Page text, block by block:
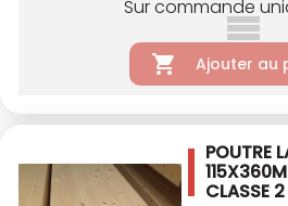
Sur commande
Ajouter au
POUTRE
CLASSE